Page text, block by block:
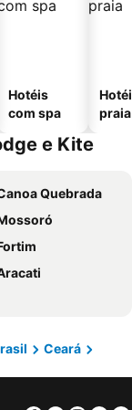
Hotéis
com spa
praia
e Kite
Quebrada
Ceará